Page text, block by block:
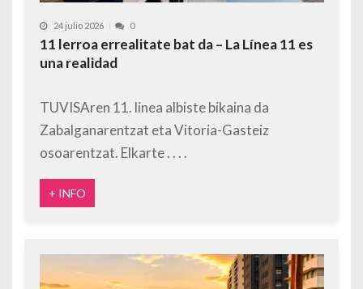
24 julio 2026 0
11 lerroa errealitate bat da – La Línea 11 es
una realidad
TUVISAren 11. linea albiste bikaina da
Zabalganarentzat eta Vitoria-Gasteiz
osoarentzat. Elkarte
+ INFO